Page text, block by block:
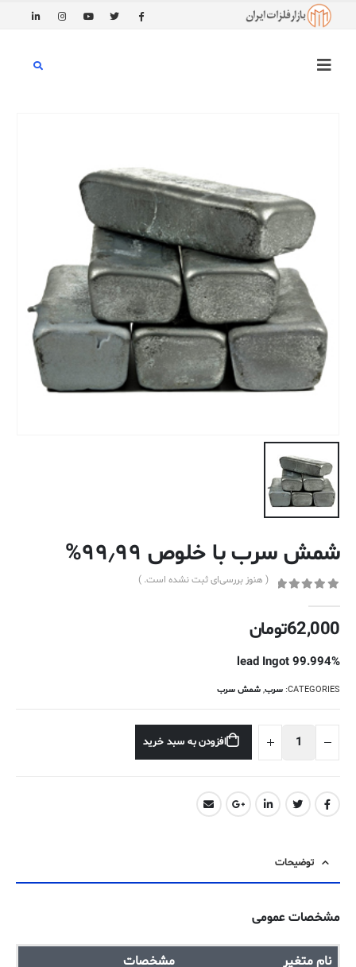
شمش سرب با خلوص ۹۹٫۹۹%
( هنوز بررسی‌ای ثبت نشده است. )
62,000تومان
lead Ingot 99.994%
CATEGORIES: سرب, شمش سرب
افزودن به سبد خرید
توضیحات
مشخصات عمومی
نام متغیر
مشخصات